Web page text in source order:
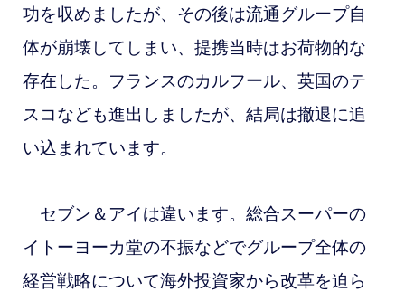
功を収めましたが、その後は流通グループ自
体が崩壊してしまい、提携当時はお荷物的な
存在した。フランスのカルフール、英国のテ
スコなども進出しましたが、結局は撤退に追
い込まれています。
セブン＆アイは違います。総合スーパーの
イトーヨーカ堂の不振などでグループ全体の
経営戦略について海外投資家から改革を迫ら